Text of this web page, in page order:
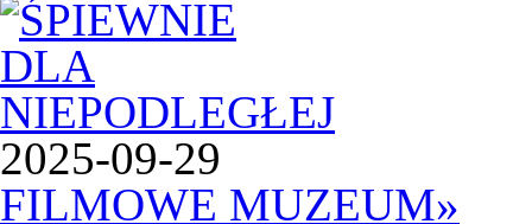
2025-09-29
FILMOWE MUZEUM»